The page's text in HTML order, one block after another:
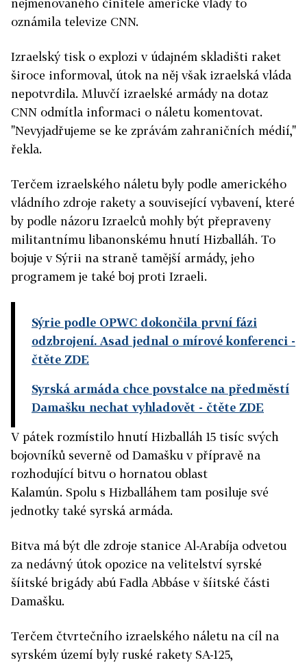
nejmenovaného činitele americké vlády to
oznámila televize CNN.
Izraelský tisk o explozi v údajném skladišti raket
široce informoval, útok na něj však izraelská vláda
nepotvrdila. Mluvčí izraelské armády na dotaz
CNN odmítla informaci o náletu komentovat.
"Nevyjadřujeme se ke zprávám zahraničních médií,"
řekla.
Terčem izraelského náletu byly podle amerického
vládního zdroje rakety a související vybavení, které
by podle názoru Izraelců mohly být přepraveny
militantnímu libanonskému hnutí Hizballáh. To
bojuje v Sýrii na straně tamější armády, jeho
programem je také boj proti Izraeli.
Sýrie podle OPWC dokončila první fázi
odzbrojení. Asad jednal o mírové konferenci -
čtěte ZDE
Syrská armáda chce povstalce na předměstí
Damašku nechat vyhladovět - čtěte ZDE
V pátek rozmístilo hnutí Hizballáh 15 tisíc svých
bojovníků severně od Damašku v přípravě na
rozhodující bitvu o hornatou oblast
Kalamún. Spolu s Hizballáhem tam posiluje své
jednotky také syrská armáda.
Bitva má být dle zdroje stanice Al-Arabíja odvetou
za nedávný útok opozice na velitelství syrské
šíitské brigády abú Fadla Abbáse v šíitské části
Damašku.
Terčem čtvrtečního izraelského náletu na cíl na
syrském území byly ruské rakety SA-125,